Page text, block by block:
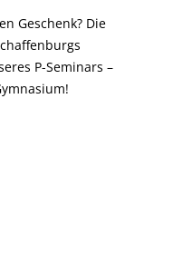
Geschenk? Die
P-Seminars –